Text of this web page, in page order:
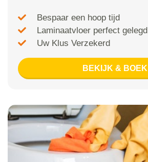
Bespaar een hoop tijd
Laminaatvloer perfect gelegd
Uw Klus Verzekerd
BEKIJK & BOEK